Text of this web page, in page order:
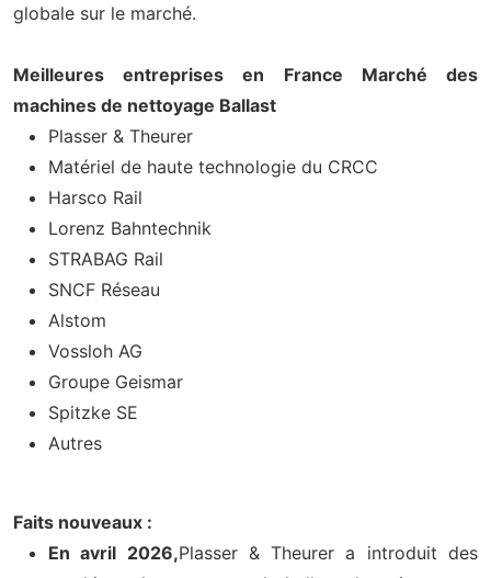
globale sur le marché.
Meilleures entreprises en France Marché des
machines de nettoyage Ballast
Plasser & Theurer
Matériel de haute technologie du CRCC
Harsco Rail
Lorenz Bahntechnik
STRABAG Rail
SNCF Réseau
Alstom
Vossloh AG
Groupe Geismar
Spitzke SE
Autres
Faits nouveaux :
En avril 2026,Plasser & Theurer a introduit des